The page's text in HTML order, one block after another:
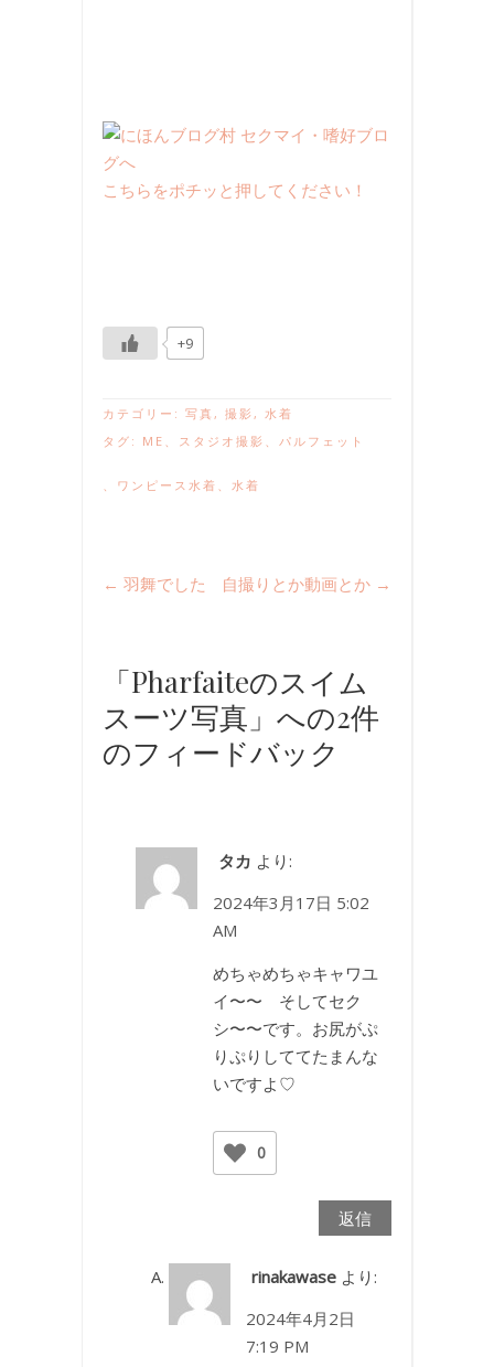
こちらをポチッと押してください！
+9
カテゴリー: 写真 , 撮影 , 水着
タグ: ME スタジオ撮影 パルフェット
ワンピース水着 水着
← 羽舞でした 自撮りとか動画とか →
「Pharfaiteのスイム
スーツ写真」への2件
のフィードバック
タカ より:
2024年3月17日 5:02
AM
めちゃめちゃキャワユ
イ〜〜 そしてセク
シ〜〜です。お尻がぷ
りぷりしててたまんな
いですよ♡
0
返信
rinakawase より:
2024年4月2日
7:19 PM